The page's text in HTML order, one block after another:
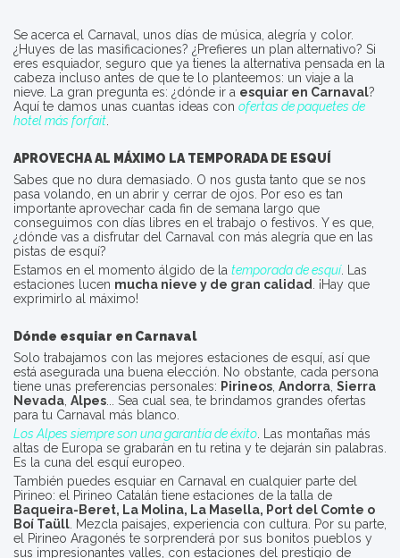
Se acerca el Carnaval, unos días de música, alegría y color.
¿Huyes de las masificaciones? ¿Prefieres un plan alternativo? Si
eres esquiador, seguro que ya tienes la alternativa pensada en la
cabeza incluso antes de que te lo planteemos: un viaje a la
nieve. La gran pregunta es: ¿dónde ir a esquiar en Carnaval?
Aquí te damos unas cuantas ideas con ofertas de paquetes de
hotel más forfait
APROVECHA AL MÁXIMO LA TEMPORADA DE ESQUÍ
Sabes que no dura demasiado. O nos gusta tanto que se nos
pasa volando, en un abrir y cerrar de ojos. Por eso es tan
importante aprovechar cada fin de semana largo que
conseguimos con días libres en el trabajo o festivos. Y es que,
¿dónde vas a disfrutar del Carnaval con más alegría que en las
pistas de esquí?
Estamos en el momento álgido de la temporada de esquí. Las
estaciones lucen mucha nieve y de gran calidad
. ¡Hay que
exprimirlo al máximo!
Dónde esquiar en Carnaval
Solo trabajamos con las mejores estaciones de esquí, así que
está asegurada una buena elección. No obstante, cada persona
tiene unas preferencias personales: Pirineos Andorra Sierra
Nevada Alpes ... Sea cual sea, te brindamos grandes ofertas
para tu Carnaval más blanco.
Los Alpes siempre son una garantía de éxito . Las montañas más
altas de Europa se grabarán en tu retina y te dejarán sin palabras.
Es la cuna del esquí europeo.
También puedes esquiar en Carnaval en cualquier parte del
Pirineo: el Pirineo Catalán tiene estaciones de la talla de
Baqueira-Beret, La Molina, La Masella, Port del Comte o
Boí Taüll . Mezcla paisajes, experiencia con cultura. Por su parte,
el Pirineo Aragonés te sorprenderá por sus bonitos pueblos y
sus impresionantes valles, con estaciones del prestigio de